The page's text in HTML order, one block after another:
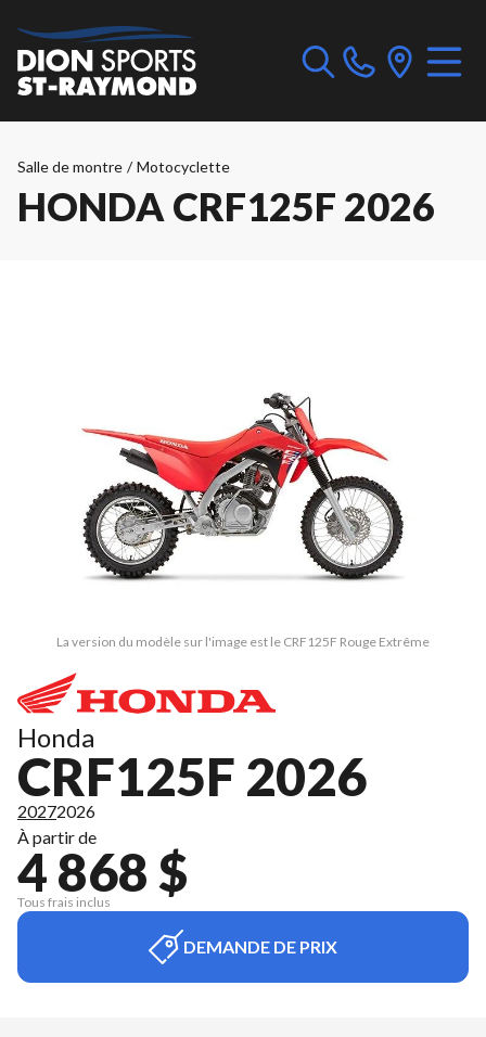
Salle de montre / Motocyclette
HONDA CRF125F 2026
La version du modèle sur l'image est le CRF125F Rouge Extrême
Honda
CRF125F 2026
20272026
À partir de
4 868 $
Tous frais inclus
DEMANDE DE PRIX